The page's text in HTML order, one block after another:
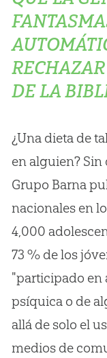
DE LA
¿Una dieta de
en alguien? Sin
Grupo Barna
nacionales en
4,000
73 % de los
"participado en
psíquica o de
allá de solo el
medios de